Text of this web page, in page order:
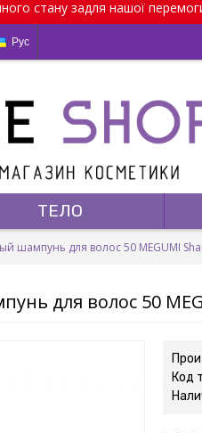
стану задля нашої
Рус
ТЕЛО
шампунь для волос 50 MEGUMI
для волос 50
Код